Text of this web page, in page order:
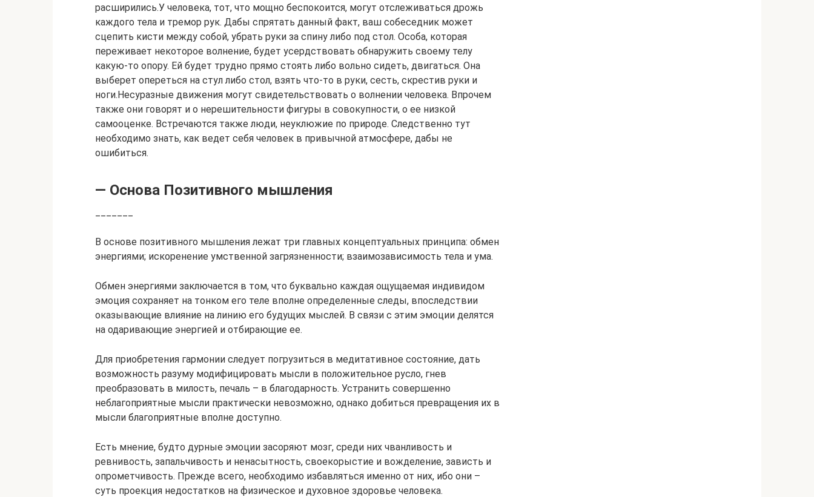
расширились.У человека, тот, что мощно беспокоится, могут отслеживаться дрожь
каждого тела и тремор рук. Дабы спрятать данный факт, ваш собеседник может
сцепить кисти между собой, убрать руки за спину либо под стол. Особа, которая
переживает некоторое волнение, будет усердствовать обнаружить своему телу
какую-то опору. Ей будет трудно прямо стоять либо вольно сидеть, двигаться. Она
выберет опереться на стул либо стол, взять что-то в руки, сесть, скрестив руки и
ноги.Несуразные движения могут свидетельствовать о волнении человека. Впрочем
также они говорят и о нерешительности фигуры в совокупности, о ее низкой
самооценке. Встречаются также люди, неуклюжие по природе. Следственно тут
необходимо знать, как ведет себя человек в привычной атмосфере, дабы не
ошибиться.
— Основа Позитивного мышления
В основе позитивного мышления лежат три главных концептуальных принципа: обмен
энергиями; искоренение умственной загрязненности; взаимозависимость тела и ума.
Обмен энергиями заключается в том, что буквально каждая ощущаемая индивидом
эмоция сохраняет на тонком его теле вполне определенные следы, впоследствии
оказывающие влияние на линию его будущих мыслей. В связи с этим эмоции делятся
на одаривающие энергией и отбирающие ее.
Для приобретения гармонии следует погрузиться в медитативное состояние, дать
возможность разуму модифицировать мысли в положительное русло, гнев
преобразовать в милость, печаль – в благодарность. Устранить совершенно
неблагоприятные мысли практически невозможно, однако добиться превращения их в
мысли благоприятные вполне доступно.
Есть мнение, будто дурные эмоции засоряют мозг, среди них чванливость и
ревнивость, запальчивость и ненасытность, своекорыстие и вожделение, зависть и
опрометчивость. Прежде всего, необходимо избавляться именно от них, ибо они –
суть проекция недостатков на физическое и духовное здоровье человека.